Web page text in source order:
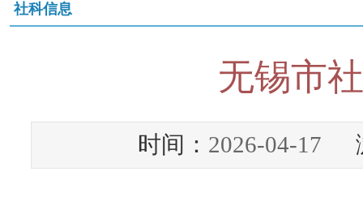
社科信息
无锡市
时间： 2026-04-17